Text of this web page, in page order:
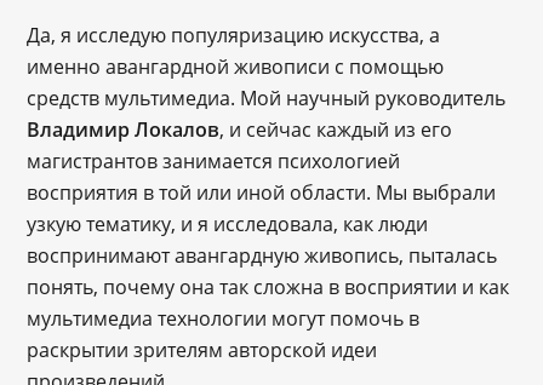
Да, я исследую популяризацию искусства, а
именно авангардной живописи с помощью
средств мультимедиа. Мой научный руководитель
Владимир Локалов, и сейчас каждый из его
магистрантов занимается психологией
восприятия в той или иной области. Мы выбрали
узкую тематику, и я исследовала, как люди
воспринимают авангардную живопись, пыталась
понять, почему она так сложна в восприятии и как
мультимедиа технологии могут помочь в
раскрытии зрителям авторской идеи